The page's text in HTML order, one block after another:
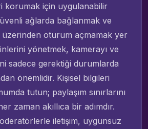
korumak için uygulanabilir
ağlarda bağlanmak ve
üzerinden oturum açmamak yer
yönetmek, kamerayı ve
sadece gerektiği durumlarda
önemlidir. Kişisel bilgileri
tutun; paylaşım sınırlarını
zaman akıllıca bir adımdır.
iletişim, uygunsuz